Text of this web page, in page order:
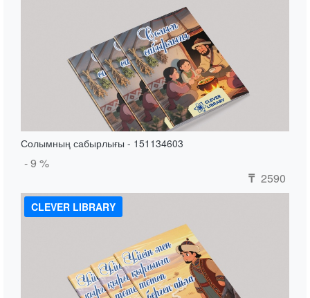
Солымның сабырлығы - 151134603
- 9 %
₸ 2590
CLEVER LIBRARY